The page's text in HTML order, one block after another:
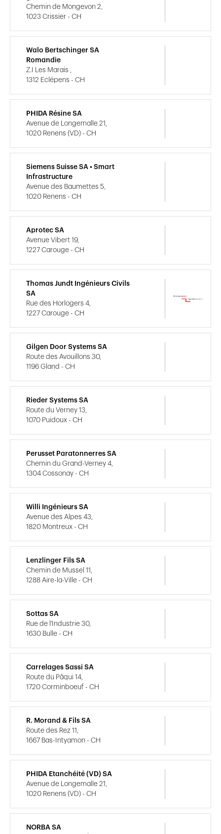
Chemin de Mongevon 2,
1023 Crissier - CH
Walo Bertschinger SA
Romandie
Z.I Les Marais ,
1312 Eclépens - CH
PHIDA Résine SA
Avenue de Longemalle 21,
1020 Renens (VD) - CH
Siemens Suisse SA • Smart
Infrastructure
Avenue des Baumettes 5,
1020 Renens - CH
Aprotec SA
Avenue Vibert 19,
1227 Carouge - CH
Thomas Jundt Ingénieurs Civils
SA
Rue des Horlogers 4,
1227 Carouge - CH
Gilgen Door Systems SA
Route des Avouillons 30,
1196 Gland - CH
Rieder Systems SA
Route du Verney 13,
1070 Puidoux - CH
Perusset Paratonnerres SA
Chemin du Grand-Verney 4,
1304 Cossonay - CH
Willi Ingénieurs SA
Avenue des Alpes 43,
1820 Montreux - CH
Lenzlinger Fils SA
Chemin de Mussel 11,
1288 Aire-la-Ville - CH
Sottas SA
Rue de l'Industrie 30,
1630 Bulle - CH
Carrelages Sassi SA
Route du Pâqui 14,
1720 Corminboeuf - CH
R. Morand & Fils SA
Route des Rez 11,
1667 Bas-Intyamon - CH
PHIDA Etanchéité (VD) SA
Avenue de Longemalle 21,
1020 Renens (VD) - CH
NORBA SA